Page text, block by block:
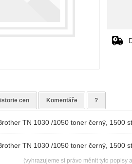
cen Komentáře ?
TN 1030 /1050 toner černý, 1500
TN 1030 /1050 toner černý, 1500
(vyhrazujeme si právo měnit tyto popisy